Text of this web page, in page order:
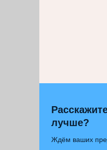
лучше?
Ждём ваших